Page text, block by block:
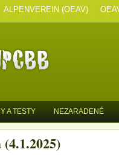
ALPENVEREIN (OEAV)
A TESTY NEZARADENÉ